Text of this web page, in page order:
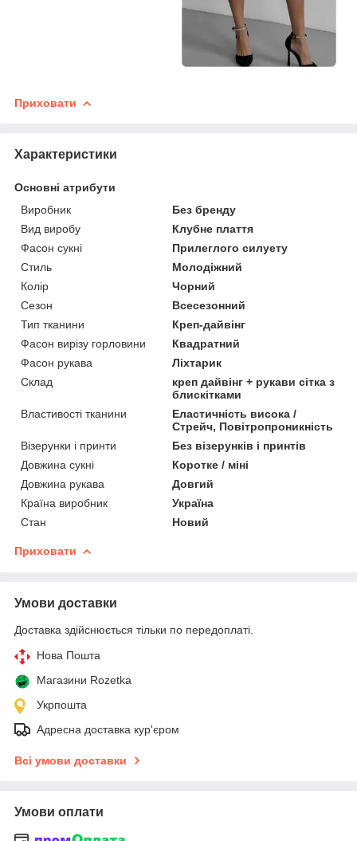
Приховати
Характеристики
Основні атрибути
Виробник
Без бренду
Вид виробу
Клубне плаття
Фасон сукні
Прилеглого силуету
Стиль
Молодіжний
Колір
Чорний
Сезон
Всесезонний
Тип тканини
Креп-дайвінг
Фасон вирізу горловини
Квадратний
Фасон рукава
Ліхтарик
Склад
креп дайвінг + рукави сітка з
блискітками
Властивості тканини
Еластичність висока /
Стрейч, Повітропроникність
Візерунки і принти
Без візерунків і принтів
Довжина сукні
Коротке / міні
Довжина рукава
Довгий
Країна виробник
Україна
Стан
Новий
Приховати
Умови доставки
Доставка здійснюється тільки по передоплаті.
Нова Пошта
Магазини Rozetka
Укрпошта
Адресна доставка кур'єром
Всі умови доставки
Умови оплати